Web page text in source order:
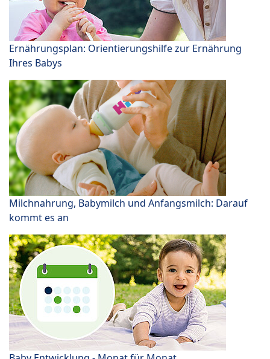
Ernährungsplan: Orientierungshilfe zur Ernährung
Ihres Babys
Milchnahrung, Babymilch und Anfangsmilch: Darauf
kommt es an